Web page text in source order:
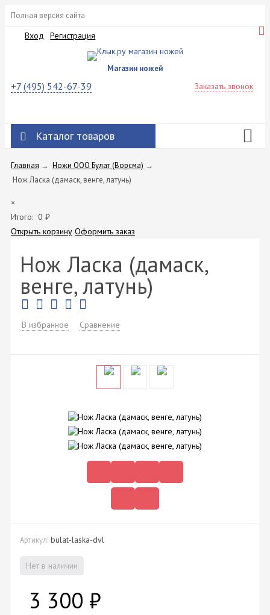
Полная версия сайта
Вход Регистрация
Магазин ножей
+7 (495) 542-67-39 Заказать звонок
Каталог товаров
Главная → Ножи ООО Булат (Ворсма) →
Нож Ласка (дамаск, венге, латунь)
×
Итого: 0 ₽
Открыть корзину Оформить заказ
Нож Ласка (дамаск,
венге, латунь)
В избранное Сравнение
Артикул: bulat-laska-dvl
Нет в наличии
3 300 ₽